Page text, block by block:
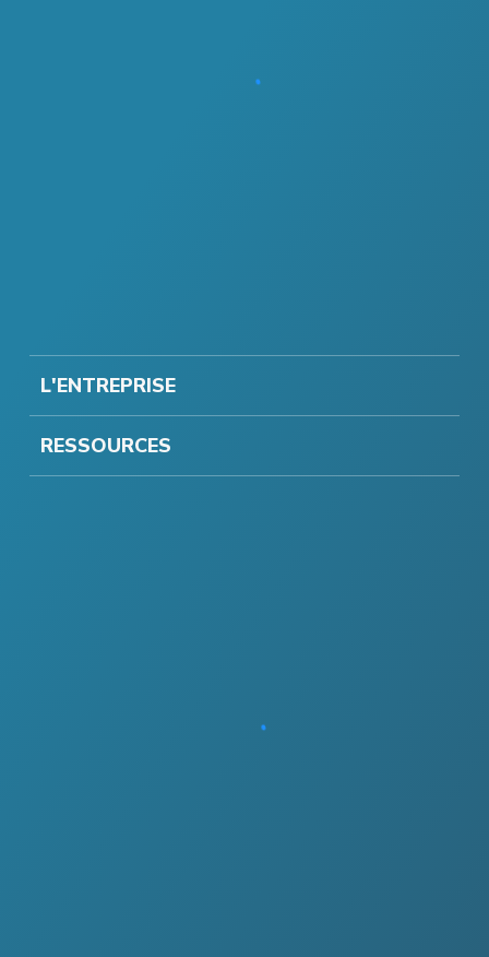
L'ENTREPRISE
RESSOURCES